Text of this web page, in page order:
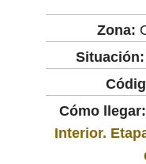
Zona:
Situación:
Cómo llegar:
Interior.